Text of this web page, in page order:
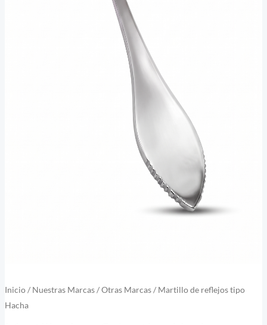
Inicio/ Nuestras Marcas/Otras Marcas/ Martillo de reflejos tipo
Hacha